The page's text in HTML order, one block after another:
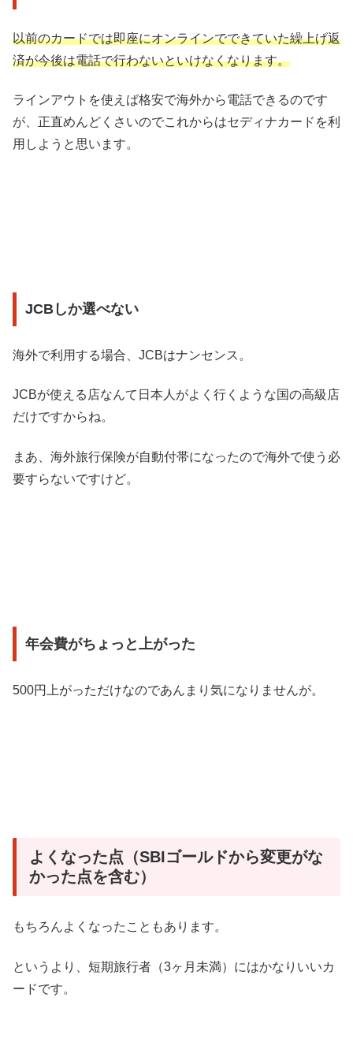
以前のカードでは即座にオンラインでできていた繰上げ返
済が今後は電話で行わないといけなくなります。
ラインアウトを使えば格安で海外から電話できるのです
が、正直めんどくさいのでこれからはセディナカードを利
用しようと思います。
JCBしか選べない
海外で利用する場合、JCBはナンセンス。
JCBが使える店なんて日本人がよく行くような国の高級店
だけですからね。
まあ、海外旅行保険が自動付帯になったので海外で使う必
要すらないですけど。
年会費がちょっと上がった
500円上がっただけなのであんまり気になりませんが。
よくなった点（SBIゴールドから変更がな
かった点を含む）
もちろんよくなったこともあります。
というより、短期旅行者（3ヶ月未満）にはかなりいいカ
ードです。